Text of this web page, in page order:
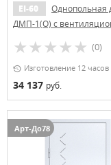
EI-60
Однопольная
ДМП-1(О) с
решеткой и
(500х500) (ручки «хром»)
(0)
Изготовление 12 часов
34 137 руб.
Арт-До78